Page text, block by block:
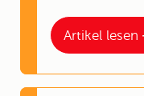
Artikel lesen